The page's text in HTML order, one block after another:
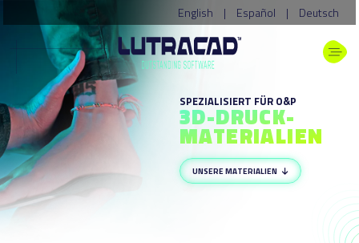
English | Español | Deutsch
SPEZIALISIERT FÜR O&P
3D-DRUCK-
MATERIALIEN
UNSERE MATERIALIEN